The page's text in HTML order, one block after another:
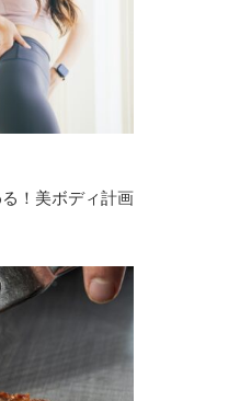
！美ボディ計画